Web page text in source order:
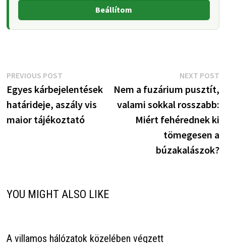
Beállítom
Bejegyzés
navigáció
PREVIOUS POSTPrevious
post:
Egyes kárbejelentések
határideje, aszály vis
maior tájékoztató
NEXT POST
Nem a fuzárium pusztít,
valami sokkal rosszabb:
Miért fehérednek ki
tömegesen a
búzakalászok?
YOU MIGHT ALSO LIKE
A villamos hálózatok közelében végzett